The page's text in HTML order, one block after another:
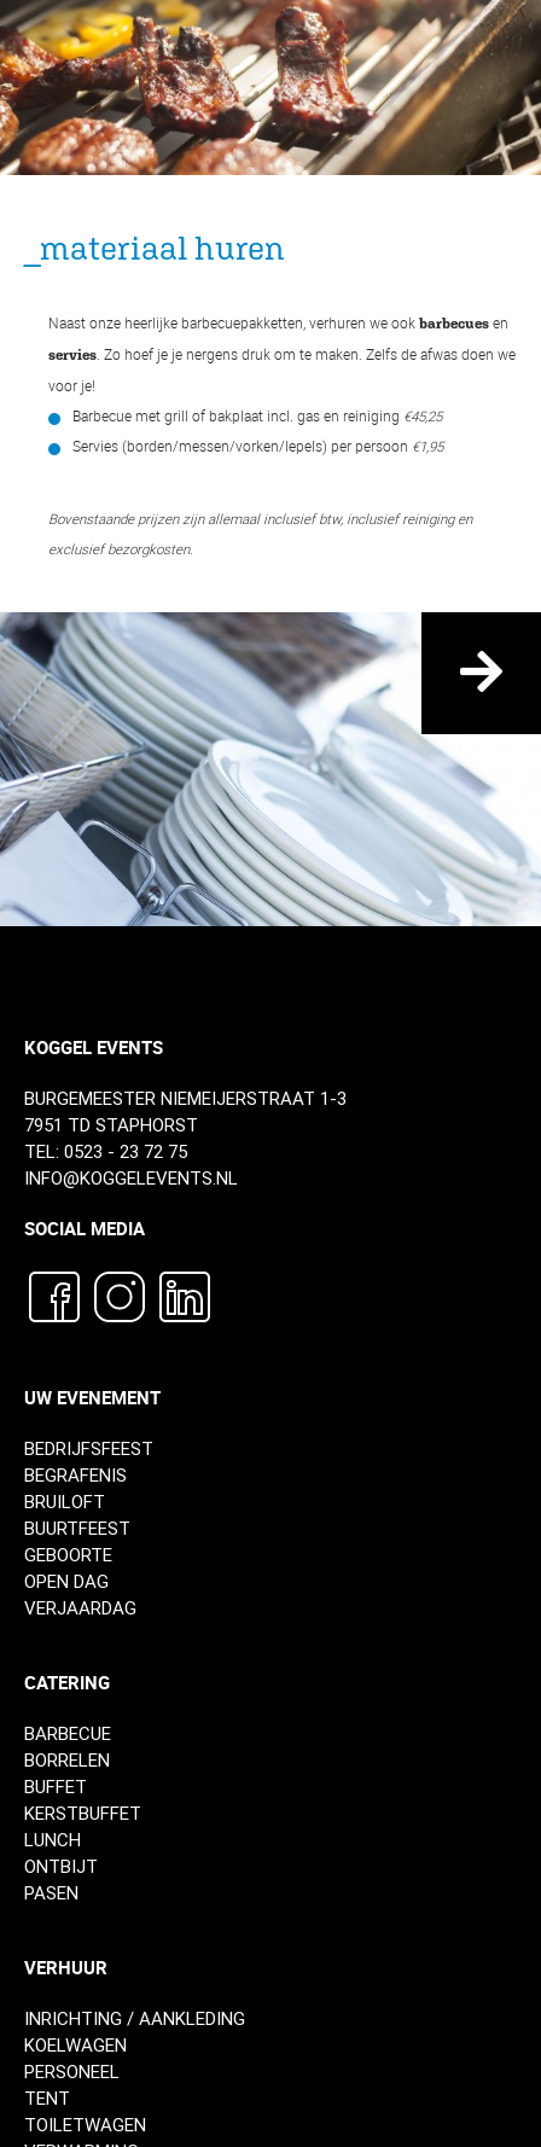
_materiaal huren
Naast onze heerlijke barbecuepakketten, verhuren we ook barbecues en
servies. Zo hoef je je nergens druk om te maken. Zelfs de afwas doen we
voor je!
Barbecue met grill of bakplaat incl. gas en reiniging €45,25
Servies (borden/messen/vorken/lepels) per persoon €1,95
Bovenstaande prijzen zijn allemaal inclusief btw, inclusief reiniging en
exclusief bezorgkosten.
KOGGEL EVENTS
BURGEMEESTER NIEMEIJERSTRAAT 1-3
7951 TD STAPHORST
TEL: 0523 - 23 72 75
INFO@KOGGELEVENTS.NL
SOCIAL MEDIA
UW EVENEMENT
BEDRIJFSFEEST
BEGRAFENIS
BRUILOFT
BUURTFEEST
GEBOORTE
OPEN DAG
VERJAARDAG
CATERING
BARBECUE
BORRELEN
BUFFET
KERSTBUFFET
LUNCH
ONTBIJT
PASEN
VERHUUR
INRICHTING / AANKLEDING
KOELWAGEN
PERSONEEL
TENT
TOILETWAGEN